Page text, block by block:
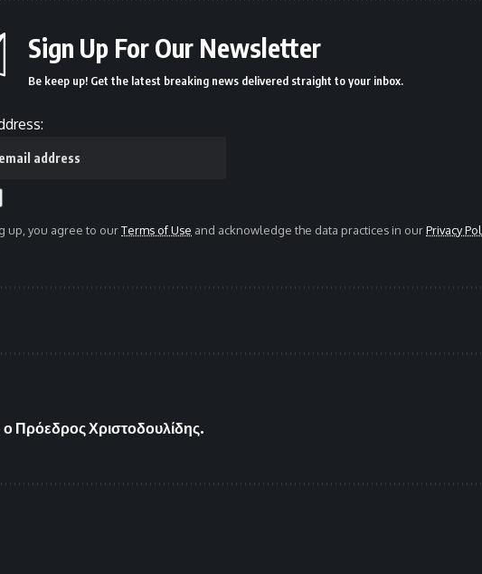
Sign Up For Our Newsletter
Be keep up! Get the latest breaking news delivered straight to your inbox.
up, you agree to ourTerms of Use and acknowledge the data practices in ourPrivacy
Πρόεδρος Χριστοδουλίδης.